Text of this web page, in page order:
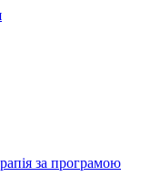
за програмою